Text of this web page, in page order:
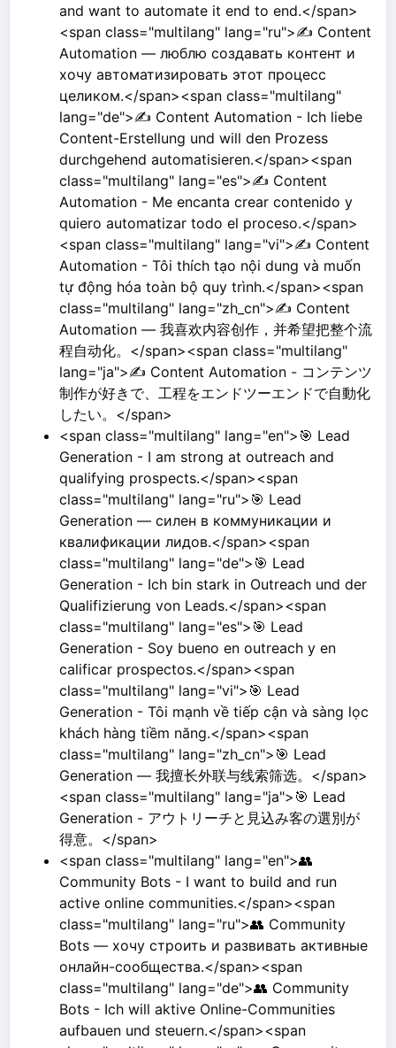
and want to automate it end to end.</span>
<span class="multilang" lang="ru">✍️ Content
Automation — люблю создавать контент и
хочу автоматизировать этот процесс
целиком.</span><span class="multilang"
lang="de">✍️ Content Automation - Ich liebe
Content-Erstellung und will den Prozess
durchgehend automatisieren.</span><span
class="multilang" lang="es">✍️ Content
Automation - Me encanta crear contenido y
quiero automatizar todo el proceso.</span>
<span class="multilang" lang="vi">✍️ Content
Automation - Tôi thích tạo nội dung và muốn
tự động hóa toàn bộ quy trình.</span><span
class="multilang" lang="zh_cn">✍️ Content
Automation — 我喜欢内容创作，并希望把整个流
程自动化。</span><span class="multilang"
lang="ja">✍️ Content Automation - コンテンツ
制作が好きで、工程をエンドツーエンドで自動化
したい。</span>
<span class="multilang" lang="en">🎯 Lead
Generation - I am strong at outreach and
qualifying prospects.</span><span
class="multilang" lang="ru">🎯 Lead
Generation — силен в коммуникации и
квалификации лидов.</span><span
class="multilang" lang="de">🎯 Lead
Generation - Ich bin stark in Outreach und der
Qualifizierung von Leads.</span><span
class="multilang" lang="es">🎯 Lead
Generation - Soy bueno en outreach y en
calificar prospectos.</span><span
class="multilang" lang="vi">🎯 Lead
Generation - Tôi mạnh về tiếp cận và sàng lọc
khách hàng tiềm năng.</span><span
class="multilang" lang="zh_cn">🎯 Lead
Generation — 我擅长外联与线索筛选。</span>
<span class="multilang" lang="ja">🎯 Lead
Generation - アウトリーチと見込み客の選別が
得意。</span>
<span class="multilang" lang="en">👥
Community Bots - I want to build and run
active online communities.</span><span
class="multilang" lang="ru">👥 Community
Bots — хочу строить и развивать активные
онлайн-сообщества.</span><span
class="multilang" lang="de">👥 Community
Bots - Ich will aktive Online-Communities
aufbauen und steuern.</span><span